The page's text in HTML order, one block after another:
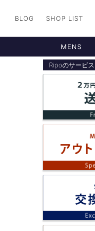
BLOG SHOP LIST
MENS
Ripoのサービス